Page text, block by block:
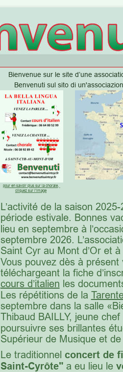
Bienvenue sur le site d’une
Benvenuti sul sito di
L’activité de la saison
période estivale. Bonnes
lieu en septembre à
septembre 2026.
Saint Cyr au Mont d’Or et
Vous pouvez dès à
téléchargeant la fiche
cours d’italien les
Les répétitions de la
septembre dans la salle
Thibaud BAILLY, jeune
poursuivre ses brillantes
Supérieur de Musique et
Le traditionnel concert de
Saint-Cyrôte" a eu lieu le
pour en savoir plus sur la chorale,
cliquez sur l’image